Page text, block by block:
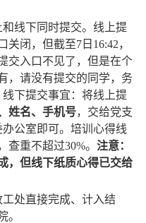
线下同时提交。线上提
闭，但截至7日16:42，
交入口不见了，但是在个
，请没有提交的同学，务
下提交事宜：将线上提
姓名、手机号，交给党支
公室即可。培训心得线
查重不超过30%。注意：
，但线下纸质心得已交给
处直接完成、计入结
。